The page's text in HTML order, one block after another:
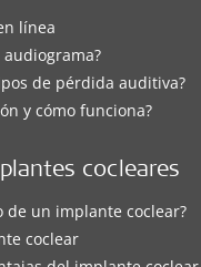
línea
de pérdida auditiva?
y cómo funciona?
cocleares
de un implante coclear?
coclear